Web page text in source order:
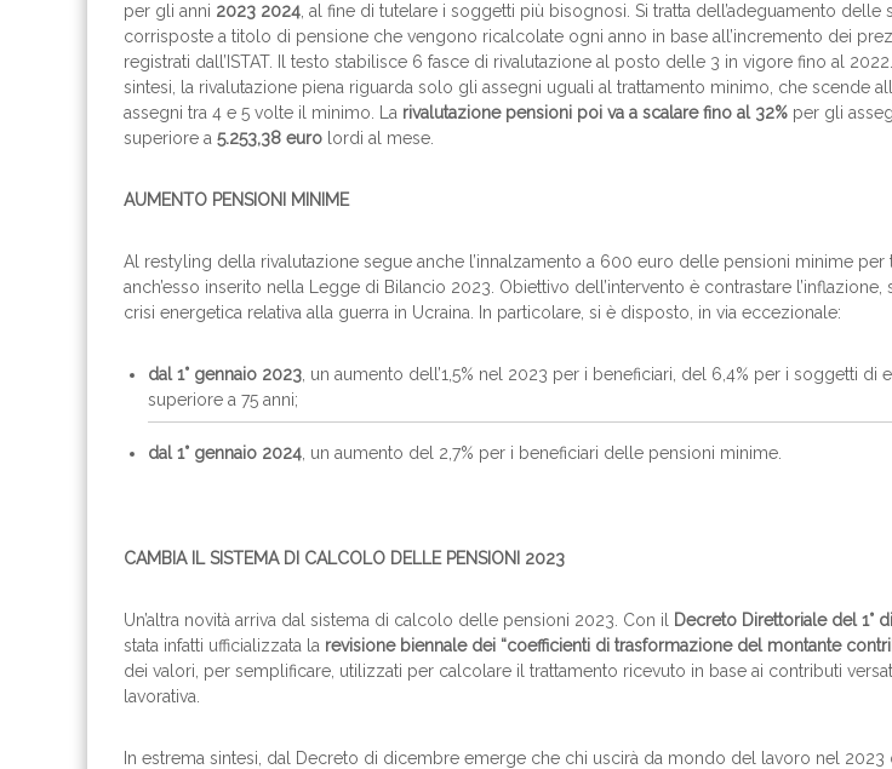
per gli anni 2023 2024 , al fine di tutelare i soggetti più bisognosi. Si tratta dell’adeguamento delle
corrisposte a titolo di pensione che vengono ricalcolate ogni anno in base all’incremento dei
registrati dall’ISTAT. Il testo stabilisce 6 fasce di rivalutazione al posto delle 3 in vigore fino al
sintesi, la rivalutazione piena riguarda solo gli assegni uguali al trattamento minimo, che scende
assegni tra 4 e 5 volte il minimo. La rivalutazione pensioni poi va a scalare fino al 32% per gli
superiore a 5.253,38 euro lordi al mese.
AUMENTO PENSIONI MINIME
Al restyling della rivalutazione segue anche l’innalzamento a 600 euro delle pensioni minime per
anch’esso inserito nella Legge di Bilancio 2023. Obiettivo dell’intervento è contrastare l’inflazione,
crisi energetica relativa alla guerra in Ucraina. In particolare, si è disposto, in via eccezionale:
dal 1° gennaio 2023 , un aumento dell’1,5% nel 2023 per i beneficiari, del 6,4% per i soggetti di
superiore a 75 anni;
dal 1° gennaio 2024 , un aumento del 2,7% per i beneficiari delle pensioni minime.
CAMBIA IL SISTEMA DI CALCOLO DELLE PENSIONI 2023
Un’altra novità arriva dal sistema di calcolo delle pensioni 2023. Con il Decreto Direttoriale del 1°
stata infatti ufficializzata la revisione biennale dei “coefficienti di trasformazione del montante
dei valori, per semplificare, utilizzati per calcolare il trattamento ricevuto in base ai contributi versati
lavorativa.
In estrema sintesi, dal Decreto di dicembre emerge che chi uscirà da mondo del lavoro nel 2023